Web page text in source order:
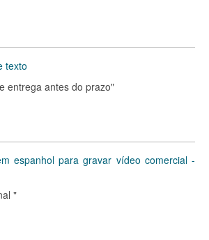
texto
entrega antes do prazo"
espanhol para gravar vídeo comercial -
"